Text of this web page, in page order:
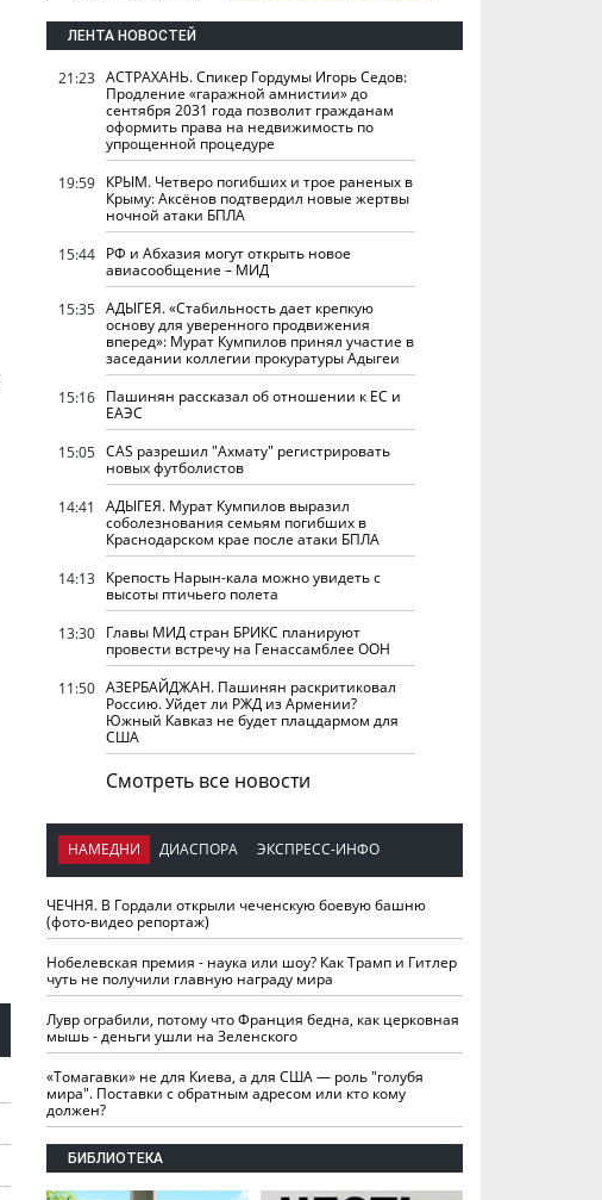
ЛЕНТА НОВОСТЕЙ
21:23 АСТРАХАНЬ. Спикер Гордумы Игорь Седов:
Продление «гаражной амнистии» до
сентября 2031 года позволит гражданам
оформить права на недвижимость по
упрощенной процедуре
19:59 КРЫМ. Четверо погибших и трое раненых в
Крыму: Аксёнов подтвердил новые жертвы
ночной атаки БПЛА
15:44 РФ и Абхазия могут открыть новое
авиасообщение – МИД
15:35 АДЫГЕЯ. «Стабильность дает крепкую
основу для уверенного продвижения
вперед»: Мурат Кумпилов принял участие в
заседании коллегии прокуратуры Адыгеи
15:16 Пашинян рассказал об отношении к ЕС и
ЕАЭС
15:05 CAS разрешил "Ахмату" регистрировать
новых футболистов
14:41
АДЫГЕЯ. Мурат Кумпилов выразил
соболезнования семьям погибших в
Краснодарском крае после атаки БПЛА
14:13 Крепость Нарын-кала можно увидеть с
высоты птичьего полета
13:30 Главы МИД стран БРИКС планируют
провести встречу на Генассамблее ООН
11:50 АЗЕРБАЙДЖАН. Пашинян раскритиковал
Россию. Уйдет ли РЖД из Армении?
Южный Кавказ не будет плацдармом для
США
Смотреть все новости
НАМЕДНИ ДИАСПОРА ЭКСПРЕСС-ИНФО
ЧЕЧНЯ. В Гордали открыли чеченскую боевую башню
(фото-видео репортаж)
Нобелевская премия - наука или шоу? Как Трамп и Гитлер
чуть не получили главную награду мира
Лувр ограбили, потому что Франция бедна, как церковная
мышь - деньги ушли на Зеленского
«Томагавки» не для Киева, а для США — роль "голубя
мира". Поставки с обратным адресом или кто кому
должен?
БИБЛИОТЕКА